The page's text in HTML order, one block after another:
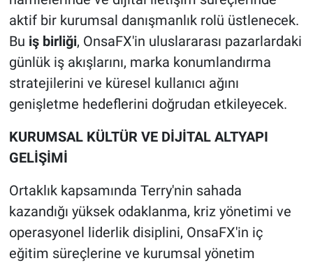
aktif bir kurumsal danışmanlık rolü üstlenecek.
Bu iş birliği, OnsaFX'in uluslararası pazarlardaki
günlük iş akışlarını, marka konumlandırma
stratejilerini ve küresel kullanıcı ağını
genişletme hedeflerini doğrudan etkileyecek.
KURUMSAL KÜLTÜR VE DİJİTAL ALTYAPI
GELİŞİMİ
Ortaklık kapsamında Terry'nin sahada
kazandığı yüksek odaklanma, kriz yönetimi ve
operasyonel liderlik disiplini, OnsaFX'in iç
eğitim süreçlerine ve kurumsal yönetim